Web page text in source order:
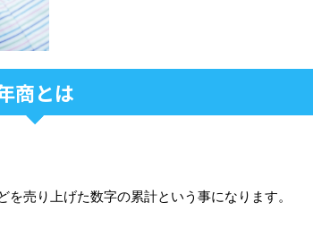
商とは
売り上げた数字の累計という事になります。